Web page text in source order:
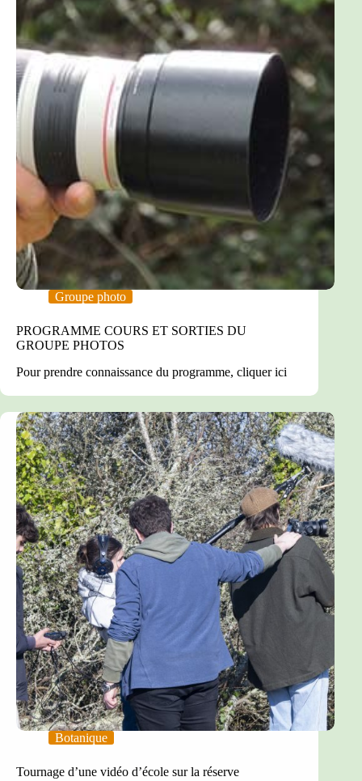
Groupe photo
PROGRAMME COURS ET SORTIES DU
GROUPE PHOTOS
Pour prendre connaissance du programme, cliquer ici
Botanique
Tournage d’une vidéo d’école sur la réserve